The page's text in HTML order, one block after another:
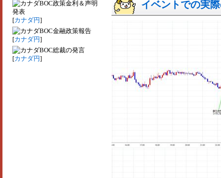
BOC政策金利＆声明
発表
[カナダ円]
BOC金融政策報告
[カナダ円]
BOC総裁の発言
[カナダ円]
イベントでの実